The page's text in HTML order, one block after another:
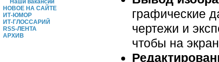
Наши вакансии
НОВОЕ НА САЙТЕ
ИТ-ЮМОР
ИТ-ГЛОССАРИЙ
RSS-ЛЕНТА
АРХИВ
графические
чертежи и
чтобы на